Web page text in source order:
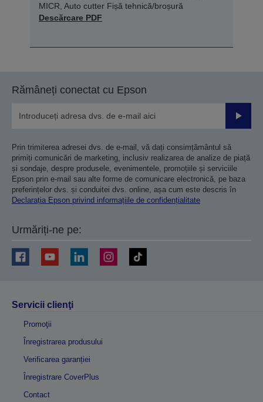
MICR, Auto cutter Fișă tehnică/broșură
Descărcare PDF
Rămâneți conectat cu Epson
Prin trimiterea adresei dvs. de e-mail, vă dați consimțământul să
primiți comunicări de marketing, inclusiv realizarea de analize de piață
și sondaje, despre produsele, evenimentele, promoțiile și serviciile
Epson prin e-mail sau alte forme de comunicare electronică, pe baza
preferințelor dvs. și conduitei dvs. online, așa cum este descris în
Declarația Epson privind informațiile de confidențialitate
Urmăriți-ne pe:
Servicii clienţi
Promoţii
Înregistrarea produsului
Verificarea garanției
Înregistrare CoverPlus
Contact